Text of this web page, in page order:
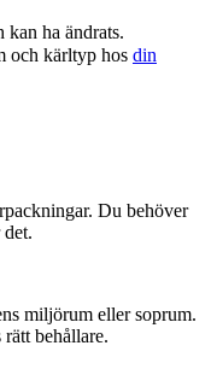
kan ha ändrats.
och kärltyp hos din
. Du behöver
miljörum eller soprum.
behållare.